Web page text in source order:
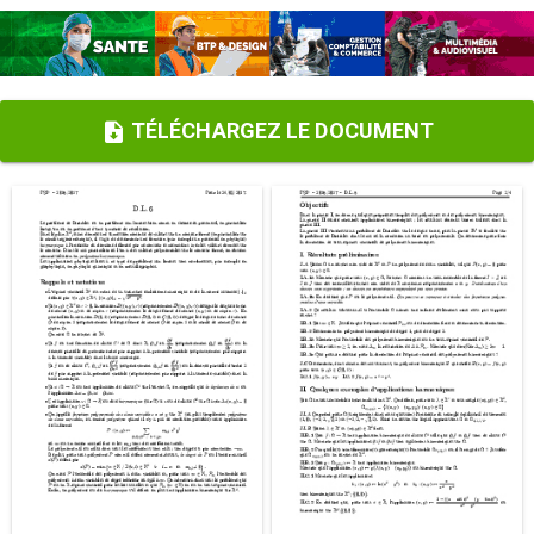
TÉLÉCHARGEZ LE DOCUMENT